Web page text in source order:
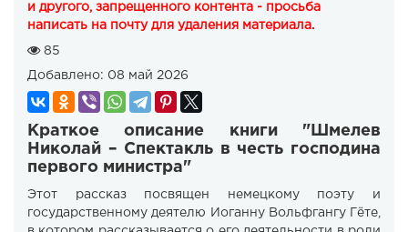
и другого, запрещенного контента - просьба
написать на почту для удаления материала.
85
Добавлено: 08 май 2026
Краткое описание книги "Шмелев
Николай – Спектакль в честь господина
первого министра"
Этот рассказ посвящен немецкому поэту и
государственному деятелю Иоганну Вольфгангу Гёте,